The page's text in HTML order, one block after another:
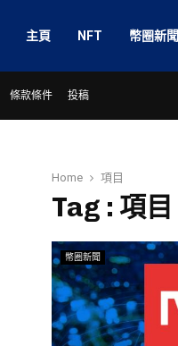
主頁 NFT 幣圈新聞
條款條件 投稿
Home 項目
Tag : 項目
幣圈新聞